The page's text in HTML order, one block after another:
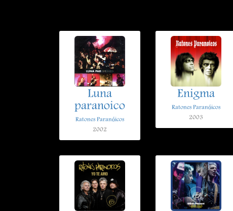
Luna
paranoico
Ratones Paranóicos
2002
Enigma
Ratones Paranóicos
2003